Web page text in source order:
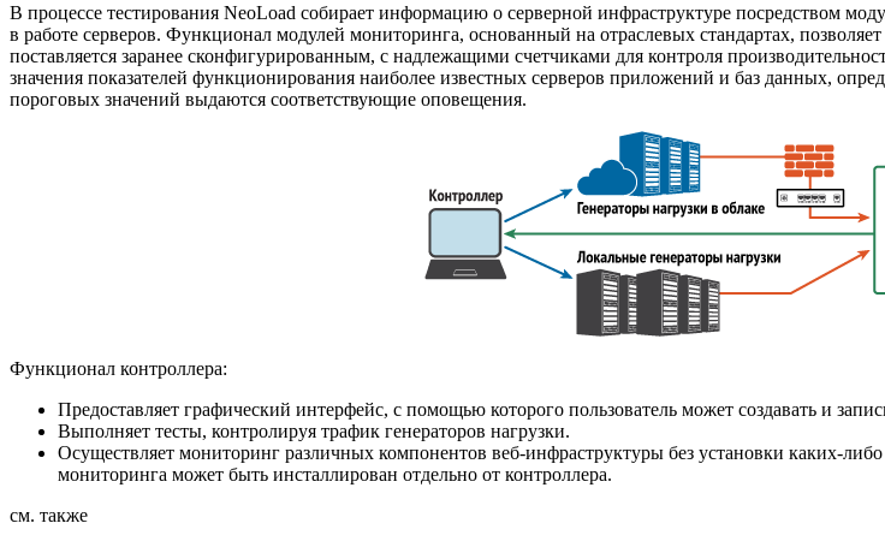
В процессе тестирования NeoLoad собирает информацию о серверной инфраструктуре посредством
в работе серверов. Функционал модулей мониторинга, основанный на отраслевых стандартах,
поставляется заранее сконфигурированным, с надлежащими счетчиками для контроля
значения показателей функционирования наиболее известных серверов приложений и баз данных,
пороговых значений выдаются соответствующие оповещения.
Функционал контроллера:
Предоставляет графический интерфейс, с помощью которого пользователь может создавать и
Выполняет тесты, контролируя трафик генераторов нагрузки.
Осуществляет мониторинг различных компонентов веб-инфраструктуры без установки каких-либо
мониторинга может быть инсталлирован отдельно от контроллера.
см. также